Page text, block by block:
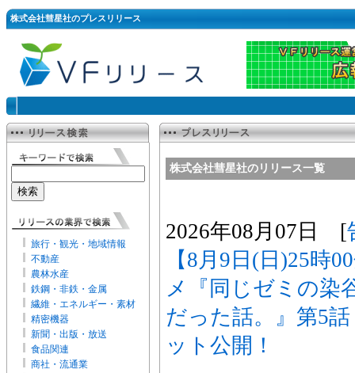
株式会社彗星社のプレスリリース
旅行・観光・地域情報
不動産
農林水産
鉄鋼・非鉄・金属
繊維・エネルギー・素材
精密機器
新聞・出版・放送
食品関連
商社・流通業
株式会社彗星社のリリース一覧
2026年08月07日 [
【8月9日(日)25時
メ『同じゼミの染
だった話。』第5
ット公開！